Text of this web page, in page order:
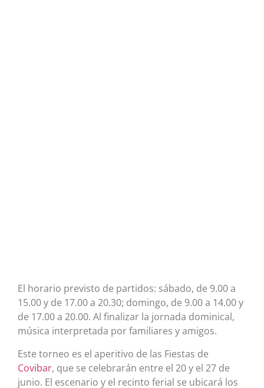
El horario previsto de partidos: sábado, de 9.00 a
15.00 y de 17.00 a 20.30; domingo, de 9.00 a 14.00 y
de 17.00 a 20.00. Al finalizar la jornada dominical,
música interpretada por familiares y amigos.
Este torneo es el aperitivo de las Fiestas de
Covibar, que se celebrarán entre el 20 y el 27 de
junio. El escenario y el recinto ferial se ubicará los